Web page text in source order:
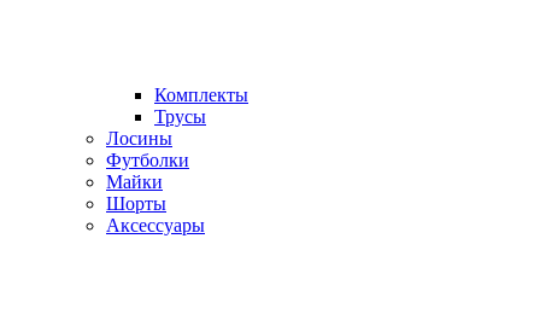
Комплекты
Трусы
Лосины
Футболки
Майки
Шорты
Аксессуары